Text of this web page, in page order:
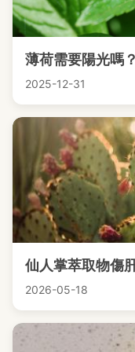
薄荷需要陽光嗎
2025-12-31
仙人掌萃取物傷
2026-05-18